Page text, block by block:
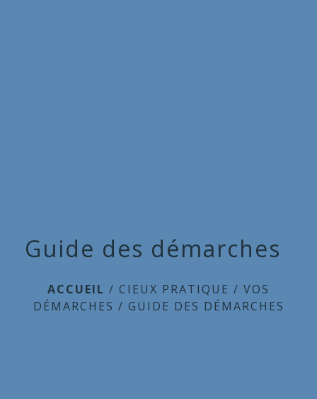
Guide des démarches
ACCUEIL / CIEUX PRATIQUE / VOS
DÉMARCHES / GUIDE DES DÉMARCHES